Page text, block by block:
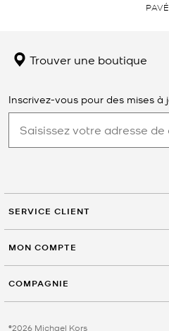
PAVÉ
Trouver une boutique
Inscrivez-vous pour des mises à
SERVICE CLIENT
MON COMPTE
COMPAGNIE
©2026 Michael Kors